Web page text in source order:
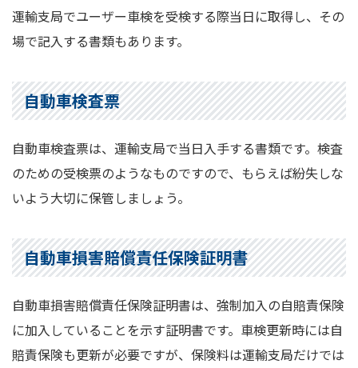
運輸支局でユーザー車検を受検する際当日に取得し、その
場で記入する書類もあります。
自動車検査票
自動車検査票は、運輸支局で当日入手する書類です。検査
のための受検票のようなものですので、もらえば紛失しな
いよう大切に保管しましょう。
自動車損害賠償責任保険証明書
自動車損害賠償責任保険証明書は、強制加入の自賠責保険
に加入していることを示す証明書です。車検更新時には自
賠責保険も更新が必要ですが、保険料は運輸支局だけでは